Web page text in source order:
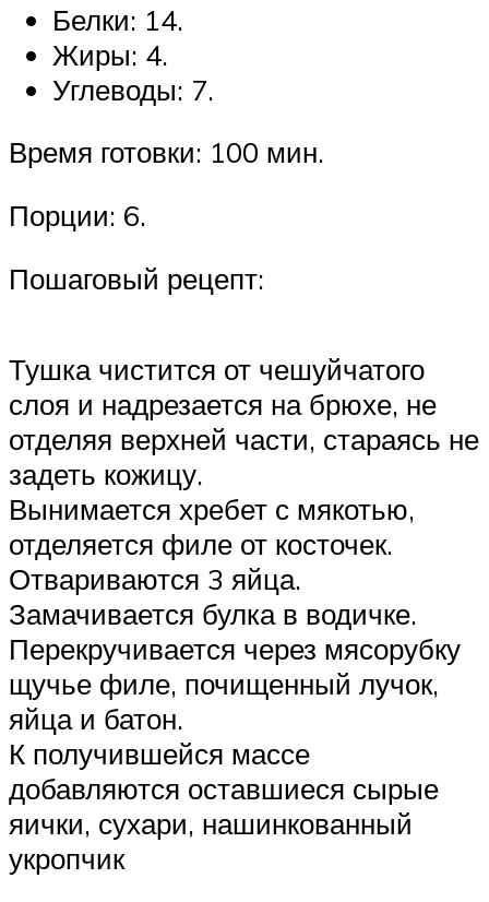
Белки: 14.
Жиры: 4.
Углеводы: 7.
Время готовки: 100 мин.
Порции: 6.
Пошаговый рецепт:
Тушка чистится от чешуйчатого
слоя и надрезается на брюхе, не
отделяя верхней части, стараясь не
задеть кожицу.
Вынимается хребет с мякотью,
отделяется филе от косточек.
Отвариваются 3 яйца.
Замачивается булка в водичке.
Перекручивается через мясорубку
щучье филе, почищенный лучок,
яйца и батон.
К получившейся массе
добавляются оставшиеся сырые
яички, сухари, нашинкованный
укропчик